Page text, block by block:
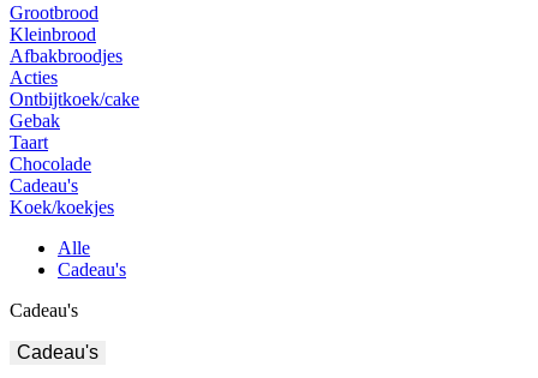
Grootbrood
Kleinbrood
Afbakbroodjes
Acties
Ontbijtkoek/cake
Gebak
Taart
Chocolade
Cadeau's
Koek/koekjes
Alle
Cadeau's
Cadeau's
Cadeau's